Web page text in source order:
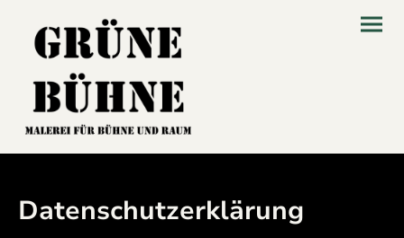
Datenschutzerklärung